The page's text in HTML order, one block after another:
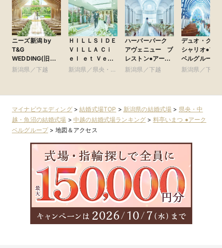
ニーズ新潟 by
T&G
WEDDING(旧
アーククラブ迎賓
新潟県／下越
ＨＩＬＬＳＩＤＥ
ＶＩＬＬＡ Ｃｉ
ｅｌ ｅｔ Ｖｅｒ
ｔ（ヒルサイド
グループ
新潟県／県央・中
ハーバーパーク
アヴェニュー ブ
レストン●アーク
ベルグループ
新潟県／下越
デュオ・グラ
シャリオ●ア
ベルグループ
新潟県／下越
マイナビウエディング>結婚式場TOP > 新潟県の結婚式場 > 県央・中
越・魚沼の結婚式場 >中越の結婚式場ランキング > 料亭いまつ ●アーク
ベルグループ> 地図＆アクセス